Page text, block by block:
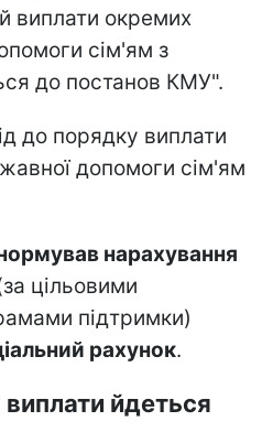
виплати окремих
сім'ям з
до постанов КМУ".
до порядку виплати
допомоги сім'ям
нарахування
цільовими
підтримки)
рахунок.
виплати йдеться